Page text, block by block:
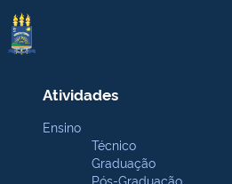
Atividades
Ensino
Técnico
Graduação
Pós-Graduação